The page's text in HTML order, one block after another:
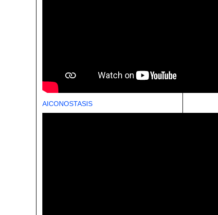
AICONOSTASIS